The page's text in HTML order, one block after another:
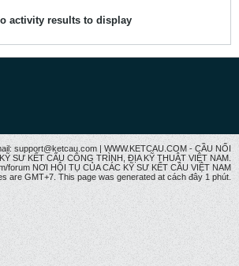
activity results to display
support@ketcau.com | WWW.KETCAU.COM - CẦU NỐI
SƯ KẾT CẤU CÔNG TRÌNH, ĐỊA KỸ THUẬT VIỆT NAM.
forum NƠI HỘI TỤ CỦA CÁC KỸ SƯ KẾT CÂU VIỆT NAM
are GMT+7. This page was generated at cách đây 1 phút.